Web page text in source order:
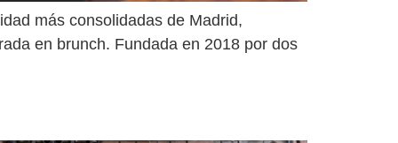
más consolidadas de Madrid,
en brunch. Fundada en 2018 por dos